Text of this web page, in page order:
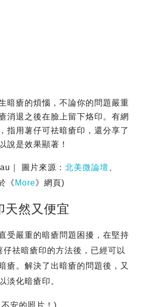
暗瘡的煩惱，不論你的問題嚴重
消退之後在臉上留下烙印。有網
指用薯仔可祛暗瘡印，還分享了
說是效果顯著！
｜ 圖片來源： 北美微論壇
《 More》網頁)
天然又便宜
受嚴重的暗瘡問題困擾，在堅持
祛暗瘡印的方法後，已經可以
瘡。解決了出暗瘡的問題後，又
淡化暗瘡印。